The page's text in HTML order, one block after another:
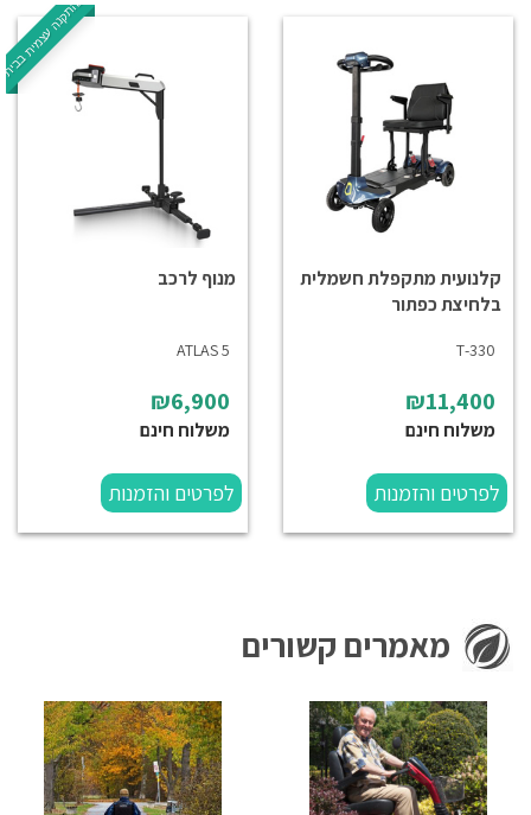
קלנועית מתקפלת חשמלית
בלחיצת כפתור
330-T
₪11,400
משלוח חינם
לפרטים והזמנות
בהתקנה עצמית בבית
מנוף לרכב
ATLAS 5
₪6,900
משלוח חינם
לפרטים והזמנות
מאמרים קשורים